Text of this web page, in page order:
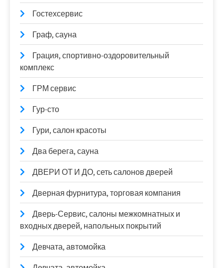
Гостехсервис
Граф, сауна
Грация, спортивно-оздоровительный
комплекс
ГРМ сервис
Гур-сто
Гури, салон красоты
Два берега, сауна
ДВЕРИ ОТ И ДО, сеть салонов дверей
Дверная фурнитура, торговая компания
Дверь-Сервис, салоны межкомнатных и
входных дверей, напольных покрытий
Девчата, автомойка